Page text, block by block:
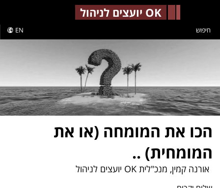
OK יועצים לניהול
EN חיפוש
הכו את המומחה (או את
המומחית) ..
אורנה קמין, מנכ"לית OK יועצים לניהול